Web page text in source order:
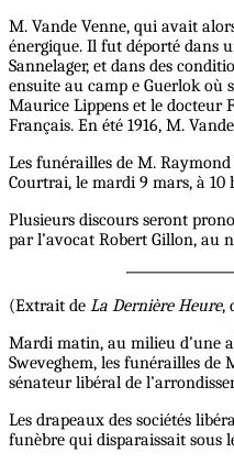
M. Vande Venne, qui avait
énergique. Il fut déporté dans
Sannelager, et dans des
ensuite au camp e Guerlok où
Maurice Lippens et le docteur
Français. En été 1916, M.
Les funérailles de M.
Courtrai, le mardi 9 mars, à 10
Plusieurs discours seront
par l’avocat Robert Gillon, au
(Extrait de La Dernière Heure,
Mardi matin, au milieu d’une
Sweveghem, les funérailles de
sénateur libéral de
Les drapeaux des sociétés
funèbre qui disparaissait sous